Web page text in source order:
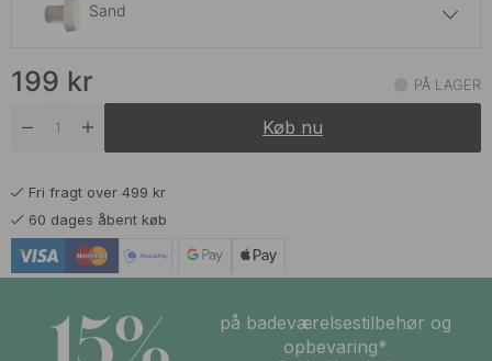
Sand
Grøn På lager
Hvid På lager
Sort
199 kr PÅ LAGER
Køb nu
Fri fragt over 499 kr
60 dages åbent køb
på badeværelsestilbehør og
opbevaring*